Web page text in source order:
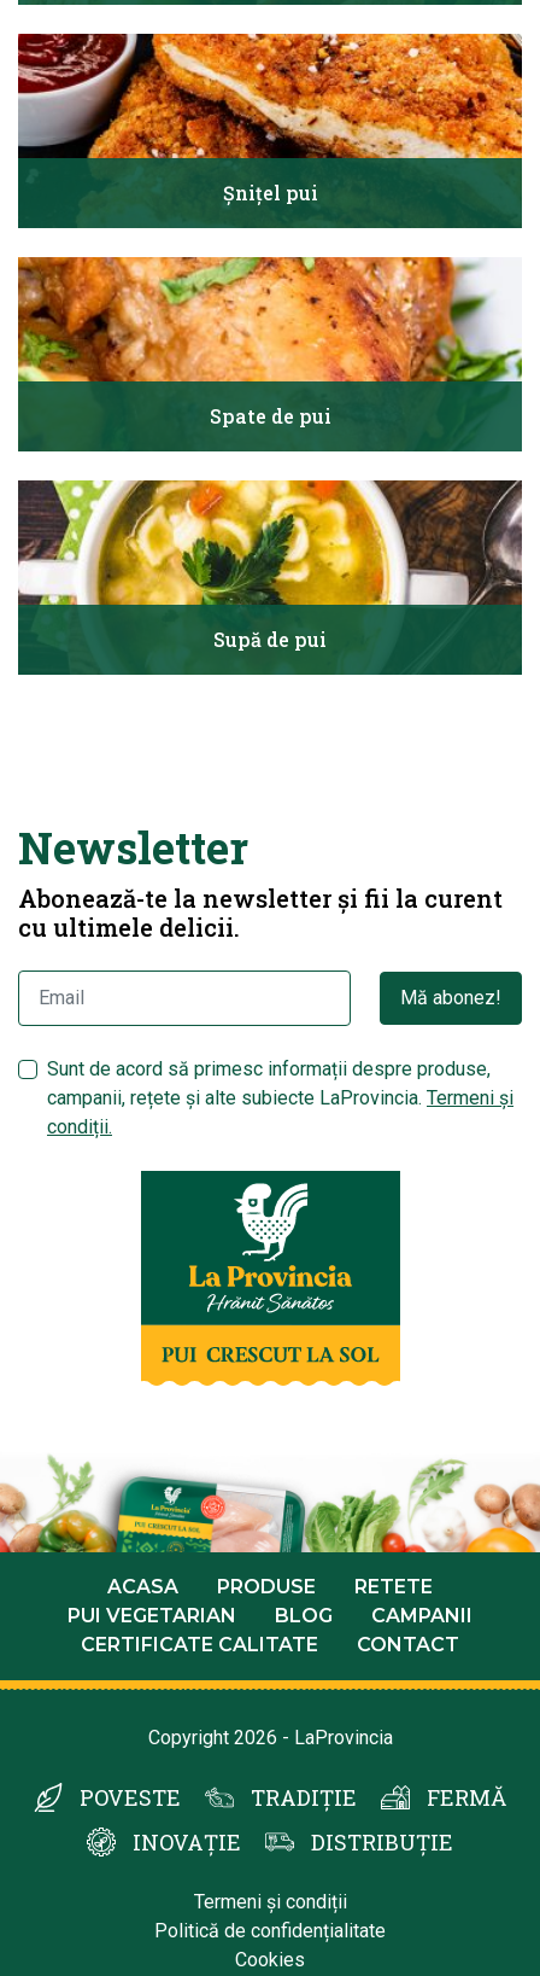
Șnițel pui
Spate de pui
Supă de pui
Newsletter
Abonează-te la newsletter și fii la curent
cu ultimele delicii.
Mă abonez!
Sunt de acord să primesc informații despre produse,
campanii, rețete și alte subiecte LaProvincia. Termeni și
condiții.
ACASA PRODUSE
RETETE
PUI VEGETARIAN
BLOG
CAMPANII
CERTIFICATE CALITATE
CONTACT
Copyright 2026 - LaProvincia
POVESTE TRADIȚIE
FERMĂ
INOVAȚIE
DISTRIBUȚIE
Termeni și condiții
Politică de confidențialitate
Cookies